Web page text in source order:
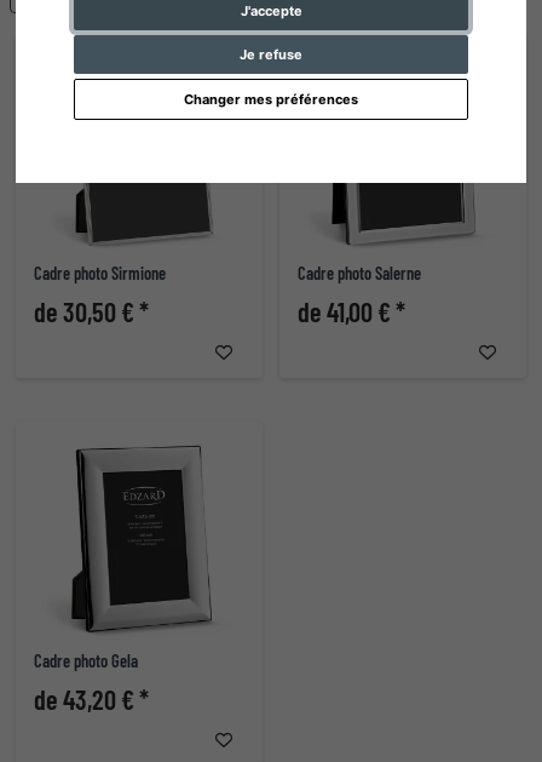
J'accepte
Je refuse
Changer mes préférences
Cadre photo Sirmione
de 30,50 € *
Cadre photo Salerne
de 41,00 € *
Cadre photo Gela
de 43,20 € *